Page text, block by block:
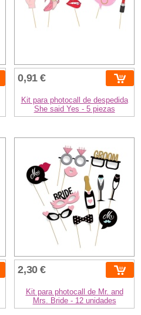
0,91 €
Kit para photocall de despedida
She said Yes - 5 piezas
2,30 €
Kit para photocall de Mr. and
Mrs. Bride - 12 unidades